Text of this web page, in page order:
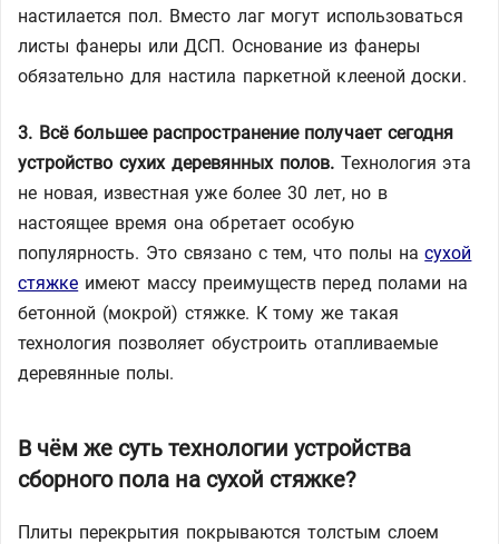
настилается пол. Вместо лаг могут использоваться
листы фанеры или ДСП. Основание из фанеры
обязательно для настила паркетной клееной доски.
3. Всё большее распространение получает сегодня
устройство сухих деревянных полов.Технология эта
не новая, известная уже более 30 лет, но в
настоящее время она обретает особую
популярность. Это связано с тем, что полы насухой
стяжке имеют массу преимуществ перед полами на
бетонной (мокрой) стяжке. К тому же такая
технология позволяет обустроить отапливаемые
деревянные полы.
В чём же суть технологии устройства
сборного пола на сухой стяжке?
Плиты перекрытия покрываются толстым слоем